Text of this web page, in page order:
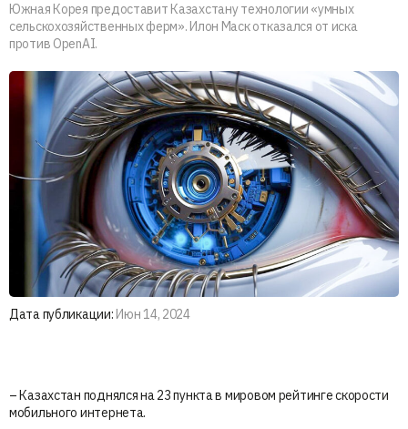
Южная Корея предоставит Казахстану технологии «умных
сельскохозяйственных ферм». Илон Маск отказался от иска
против OpenAI.
Дата публикации: Июн 14, 2024
– Казахстан поднялся на 23 пункта в мировом рейтинге скорости
мобильного интернета.